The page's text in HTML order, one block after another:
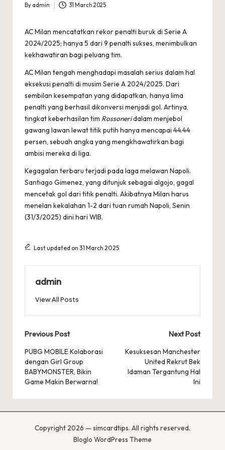
Posted
By admin 31 March 2025
AC Milan mencatatkan rekor penalti buruk di Serie A
2024/2025; hanya 5 dari 9 penalti sukses, menimbulkan
kekhawatiran bagi peluang tim.
AC Milan tengah menghadapi masalah serius dalam hal
eksekusi penalti di musim Serie A 2024/2025. Dari
sembilan kesempatan yang didapatkan, hanya lima
penalti yang berhasil dikonversi menjadi gol. Artinya,
tingkat keberhasilan tim Rossoneridalam menjebol
gawang lawan lewat titik putih hanya mencapai 44.44
persen, sebuah angka yang mengkhawatirkan bagi
ambisi mereka di liga.
Kegagalan terbaru terjadi pada laga melawan Napoli.
Santiago Gimenez, yang ditunjuk sebagai algojo, gagal
mencetak gol dari titik penalti. Akibatnya Milan harus
menelan kekalahan 1-2 dari tuan rumah Napoli, Senin
(31/3/2025) dini hari WIB.
Last updated on 31 March 2025
admin
View All Posts
Post
navigation
Previous Post
PUBG MOBILE Kolaborasi
dengan Girl Group
BABYMONSTER, Bikin
Game Makin Berwarna!
Next Post
Kesuksesan Manchester
United Rekrut Bek
Idaman Tergantung Hal
Ini
Copyright 2026 — simcardtips. All rights reserved.
Bloglo WordPress Theme